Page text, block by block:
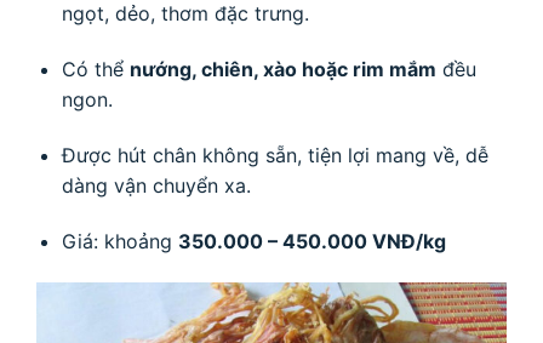
ngọt, dẻo, thơm đặc trưng.
Có thể nướng, chiên, xào hoặc rim mắm đều
ngon.
Được hút chân không sẵn, tiện lợi mang về, dễ
dàng vận chuyển xa.
Giá: khoảng 350.000 – 450.000 VNĐ/kg